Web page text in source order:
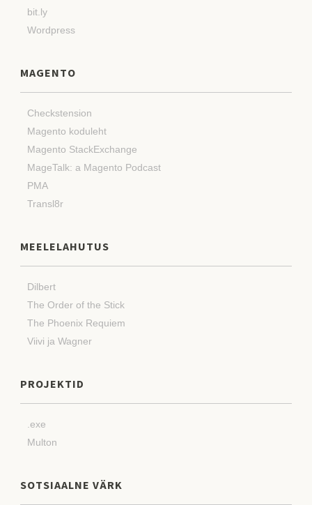
bit.ly
Wordpress
MAGENTO
Checkstension
Magento koduleht
Magento StackExchange
MageTalk: a Magento Podcast
PMA
Transl8r
MEELELAHUTUS
Dilbert
The Order of the Stick
The Phoenix Requiem
Viivi ja Wagner
PROJEKTID
.exe
Multon
SOTSIAALNE VÄRK